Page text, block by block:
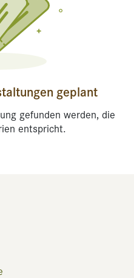
geplant
gefunden werden, die
entspricht.